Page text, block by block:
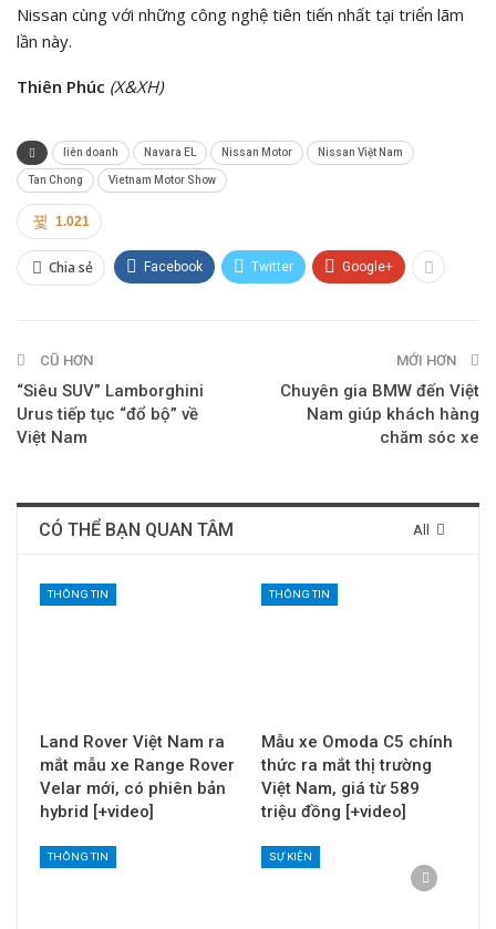
Nissan cùng với những công nghệ tiên tiến nhất tại triển lãm
lần này.
Thiên Phúc (X&XH)
liên doanh Navara EL Nissan Motor Nissan Việt Nam
Tan Chong Vietnam Motor Show
1.021
Chia sẻ Facebook Twitter Google+
CŨ HƠN
“Siêu SUV” Lamborghini
Urus tiếp tục “đổ bộ” về
Việt Nam
MỚI HƠN
Chuyên gia BMW đến Việt
Nam giúp khách hàng
chăm sóc xe
All
CÓ THỂ BẠN QUAN TÂM
THÔNG TIN
Land Rover Việt Nam ra
mắt mẫu xe Range Rover
Velar mới, có phiên bản
hybrid [+video]
THÔNG TIN
Mẫu xe Omoda C5 chính
thức ra mắt thị trường
Việt Nam, giá từ 589
triệu đồng [+video]
THÔNG TIN SỰ KIỆN